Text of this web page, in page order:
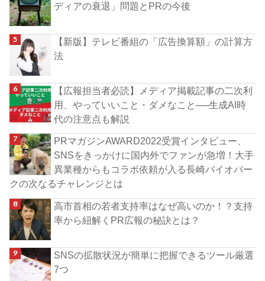
ディアの衰退」問題とPRの今後
【新版】テレビ番組の「広告換算額」の計算方
法
【広報担当者必読】メディア掲載記事の二次利
用、やっていいこと・ダメなこと──生成AI時
代の注意点も解説
PRマガジンAWARD2022受賞インタビュー、
SNSをきっかけに国内外でファンが急増！大手
異業種からもコラボ依頼が入る長崎バイオパー
クの次なるチャレンジとは
高市首相の若者支持率はなぜ高いのか！？支持
率から紐解くPR広報の秘訣とは？
SNSの拡散状況が簡単に把握できるツール厳選
7つ